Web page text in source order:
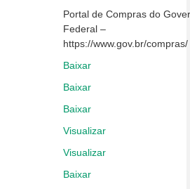
Portal de Compras do
Federal –
https://www.gov.br/compras/
Baixar
Baixar
Baixar
Visualizar
Visualizar
Baixar